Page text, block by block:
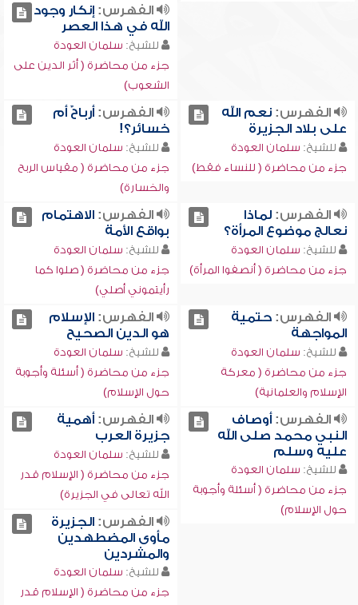
الفهرس:إنكار وجود
الله في هذا العصر
للشيخ: سلمان العودة
جزء من محاضرة ( أثر الدين على
الشعوب)
الفهرس:نعم الله
على بلاد الجزيرة
للشيخ: سلمان العودة
جزء من محاضرة ( للنساء فقط)
الفهرس:أرباحٌ أم
خسائر؟!
للشيخ: سلمان العودة
جزء من محاضرة ( مقياس الربح
والخسارة)
الفهرس:لماذا
نعالج موضوع المرأة؟
للشيخ: سلمان العودة
جزء من محاضرة ( أنصفوا المرأة)
الفهرس:الاهتمام
بواقع الأمة
للشيخ: سلمان العودة
جزء من محاضرة ( صلوا كما
رأيتموني أصلي)
الفهرس:حتمية
المواجهة
للشيخ: سلمان العودة
جزء من محاضرة ( معركة
الإسلام والعلمانية)
الفهرس:الإسلام
هو الدين الصحيح
للشيخ: سلمان العودة
جزء من محاضرة ( أسئلة وأجوبة
حول الإسلام)
الفهرس:أوصاف
النبي محمد صلى الله
عليه وسلم
للشيخ: سلمان العودة
جزء من محاضرة ( أسئلة وأجوبة
حول الإسلام)
الفهرس:أهمية
جزيرة العرب
للشيخ: سلمان العودة
جزء من محاضرة ( الإسلام قدر
الله تعالى في الجزيرة)
الفهرس:الجزيرة
مأوى المضطهدين
والمشردين
للشيخ: سلمان العودة
جزء من محاضرة ( الإسلام قدر